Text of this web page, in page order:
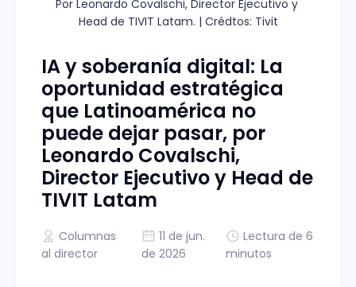
Por Leonardo Covalschi, Director Ejecutivo y
Head de TIVIT Latam. | Crédtos: Tivit
IA y soberanía digital: La
oportunidad estratégica
que Latinoamérica no
puede dejar pasar, por
Leonardo Covalschi,
Director Ejecutivo y Head de
TIVIT Latam
Columnas
al director
11 de jun.
de 2026
Lectura de 6
minutos